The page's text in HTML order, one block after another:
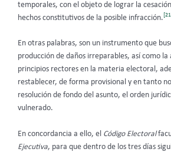
temporales, con el objeto de lograr la
hechos constitutivos de la posible infracción. [21]
En otras palabras, son un instrumento que
producción de daños irreparables, así como la
principios rectores en la materia electoral,
restablecer, de forma provisional y en tanto
resolución de fondo del asunto, el orden
vulnerado.
En concordancia a ello, el Código Electoral
Ejecutiva, para que dentro de los tres días